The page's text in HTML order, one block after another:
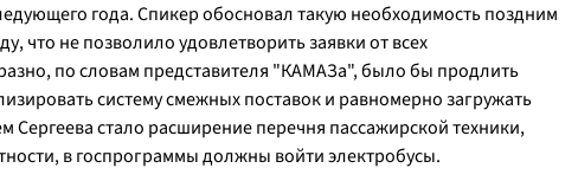
года. Спикер обосновал такую необходимость поздним
что не позволило удовлетворить заявки от всех
по словам представителя "КАМАЗа", было бы продлить
систему смежных поставок и равномерно загружать
стало расширение перечня пассажирской техники,
в госпрограммы должны войти электробусы.